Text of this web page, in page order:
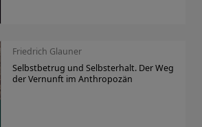
Friedrich Glauner
Selbstbetrug und Selbsterhalt. Der Weg
der Vernunft im Anthropozän